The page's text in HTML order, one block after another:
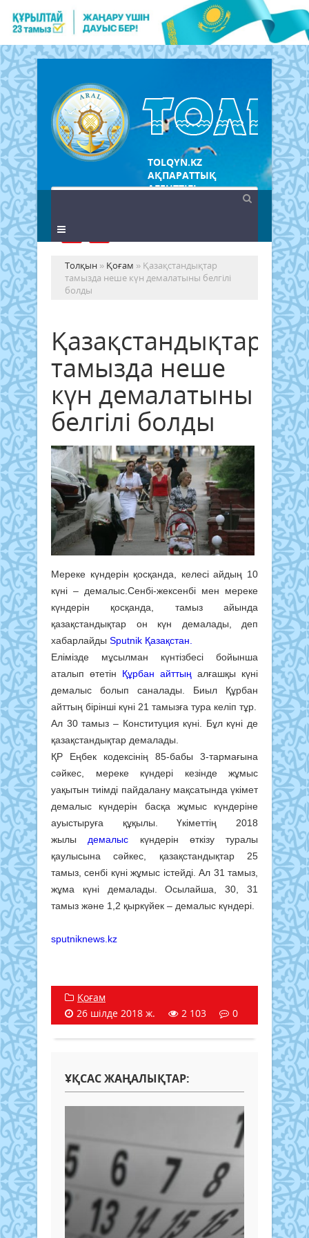
TOLQYN.KZ
АҚПАРАТТЫҚ
АГЕНТТІГІ
Толқын » Қоғам » Қазақстандықтар
тамызда неше күн демалатыны белгілі
болды
Қазақстандықтар
тамызда неше
күн демалатыны
белгілі болды
Мереке күндерін қосқанда, келесі айдың 10
күні – демалыс.Сенбі-жексенбі мен мереке
күндерін қосқанда, тамыз айында
қазақстандықтар он күн демалады, деп
хабарлайды Sputnik Қазақстан.
Елімізде мұсылман күнтізбесі бойынша
аталып өтетін Құрбан айттың алғашқы күні
демалыс болып саналады. Биыл Құрбан
айттың бірінші күні 21 тамызға тура келіп тұр.
Ал 30 тамыз – Конституция күні. Бұл күні де
қазақстандықтар демалады.
ҚР Еңбек кодексінің 85-бабы 3-тармағына
сәйкес, мереке күндері кезінде жұмыс
уақытын тиімді пайдалану мақсатында үкімет
демалыс күндерін басқа жұмыс күндеріне
ауыстыруға құқылы. Үкіметтің 2018
жылы демалыс күндерін өткізу туралы
қаулысына сәйкес, қазақстандықтар 25
тамыз, сенбі күні жұмыс істейді. Ал 31 тамыз,
жұма күні демалады. Осылайша, 30, 31
тамыз және 1,2 қыркүйек – демалыс күндері.
sputniknews.kz
Қоғам
26 шілде 2018 ж.
2 103 0
ҰҚСАС ЖАҢАЛЫҚТАР: